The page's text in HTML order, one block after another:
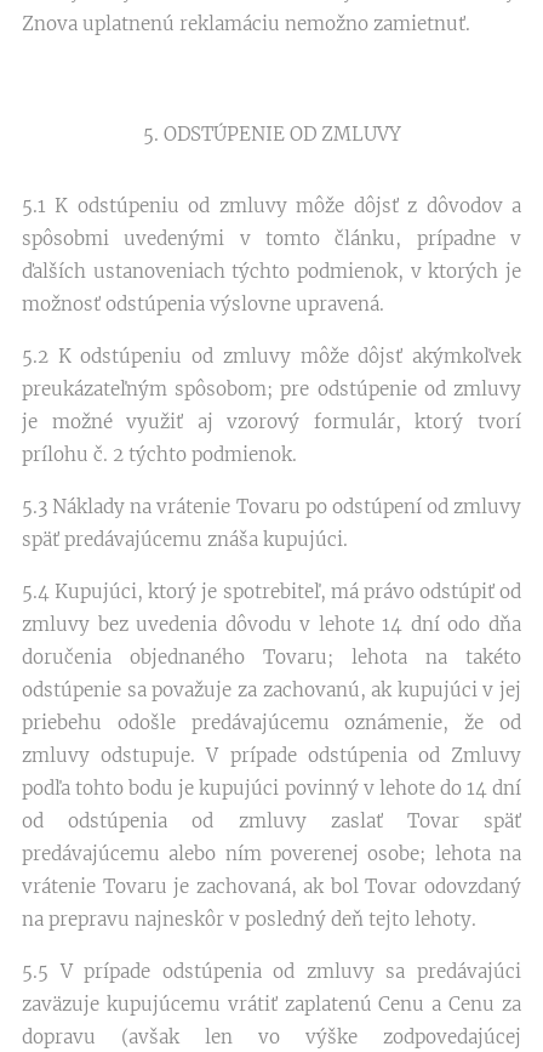
Znova uplatnenú reklamáciu nemožno zamietnuť.
5. ODSTÚPENIE OD ZMLUVY
5.1 K odstúpeniu od zmluvy môže dôjsť z dôvodov a
spôsobmi uvedenými v tomto článku, prípadne v
ďalších ustanoveniach týchto podmienok, v ktorých je
možnosť odstúpenia výslovne upravená.
5.2 K odstúpeniu od zmluvy môže dôjsť akýmkoľvek
preukázateľným spôsobom; pre odstúpenie od zmluvy
je možné využiť aj vzorový formulár, ktorý tvorí
prílohu č. 2 týchto podmienok.
5.3 Náklady na vrátenie Tovaru po odstúpení od zmluvy
späť predávajúcemu znáša kupujúci.
5.4 Kupujúci, ktorý je spotrebiteľ, má právo odstúpiť od
zmluvy bez uvedenia dôvodu v lehote 14 dní odo dňa
doručenia objednaného Tovaru; lehota na takéto
odstúpenie sa považuje za zachovanú, ak kupujúci v jej
priebehu odošle predávajúcemu oznámenie, že od
zmluvy odstupuje. V prípade odstúpenia od Zmluvy
podľa tohto bodu je kupujúci povinný v lehote do 14 dní
od odstúpenia od zmluvy zaslať Tovar späť
predávajúcemu alebo ním poverenej osobe; lehota na
vrátenie Tovaru je zachovaná, ak bol Tovar odovzdaný
na prepravu najneskôr v posledný deň tejto lehoty.
5.5 V prípade odstúpenia od zmluvy sa predávajúci
zaväzuje kupujúcemu vrátiť zaplatenú Cenu a Cenu za
dopravu (avšak len vo výške zodpovedajúcej